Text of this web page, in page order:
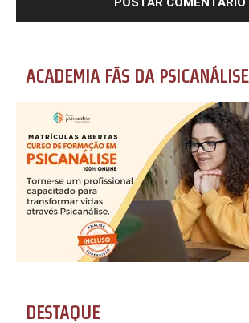
ACADEMIA FÃS DA PSICANÁLISE
DESTAQUE